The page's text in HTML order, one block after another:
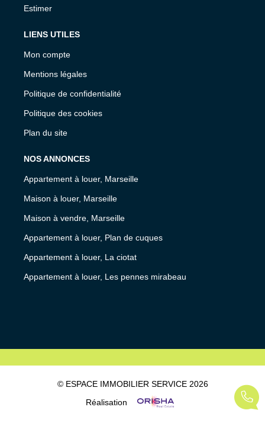
Estimer
LIENS UTILES
Mon compte
Mentions légales
Politique de confidentialité
Politique des cookies
Plan du site
NOS ANNONCES
Appartement à louer, Marseille
Maison à louer, Marseille
Maison à vendre, Marseille
Appartement à louer, Plan de cuques
Appartement à louer, La ciotat
Appartement à louer, Les pennes mirabeau
© ESPACE IMMOBILIER SERVICE 2026
Réalisation